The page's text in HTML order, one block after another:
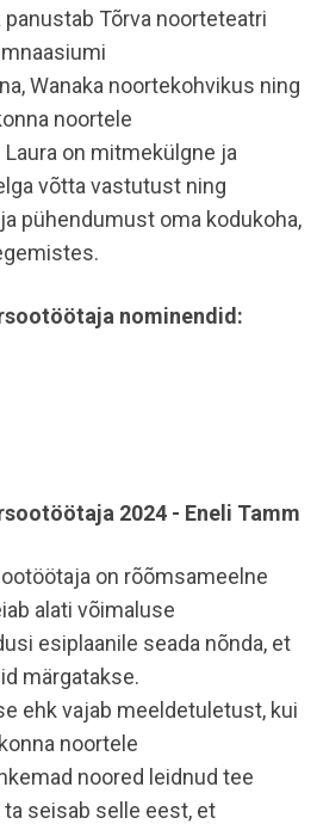
Tõrva noorteteatri
Wanaka noortekohvikus ning
noortele
on mitmekülgne ja
võtta vastutust ning
pühendumust oma kodukoha,
nominendid:
2024 - Eneli Tamm
on rõõmsameelne
alati võimaluse
esiplaanile seada nõnda, et
märgatakse.
ehk vajab meeldetuletust, kui
noortele
noored leidnud tee
seisab selle eest, et